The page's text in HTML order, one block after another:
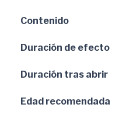
Contenido
Duración de efecto
Duración tras abrir
Edad recomendada